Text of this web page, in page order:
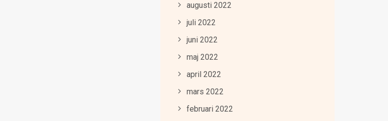
augusti 2022
juli 2022
juni 2022
maj 2022
april 2022
mars 2022
februari 2022